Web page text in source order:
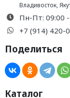
Владивосток,
Пн-Пт: 09:00
+7 (914) 420-
Поделиться
Каталог